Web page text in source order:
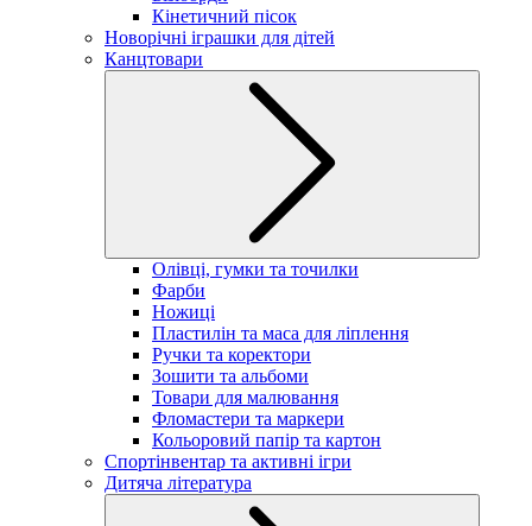
Кінетичний пісок
Новорічні іграшки для дітей
Канцтовари
Олівці, гумки та точилки
Фарби
Ножиці
Пластилін та маса для ліплення
Ручки та коректори
Зошити та альбоми
Товари для малювання
Фломастери та маркери
Кольоровий папір та картон
Спортінвентар та активні ігри
Дитяча література